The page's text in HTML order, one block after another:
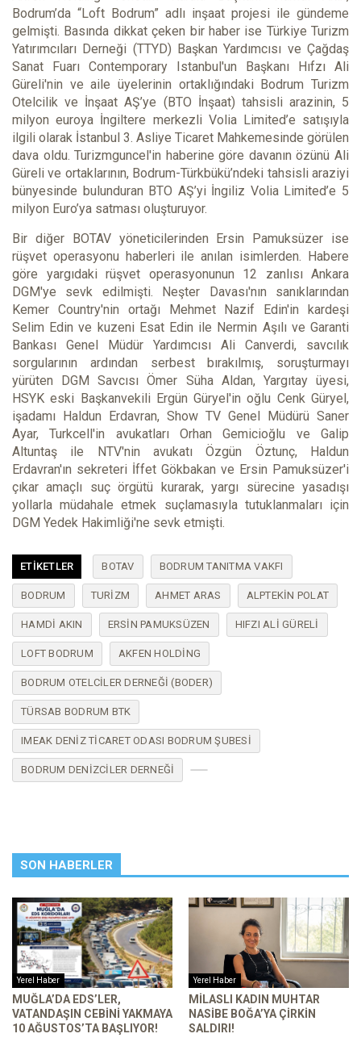
Bodrum’da “Loft Bodrum” adlı inşaat projesi ile gündeme
gelmişti. Basında dikkat çeken bir haber ise Türkiye Turizm
Yatırımcıları Derneği (TTYD) Başkan Yardımcısı ve Çağdaş
Sanat Fuarı Contemporary Istanbul'un Başkanı Hıfzı Ali
Güreli'nin ve aile üyelerinin ortaklığındaki Bodrum Turizm
Otelcilik ve İnşaat AŞ’ye (BTO İnşaat) tahsisli arazinin, 5
milyon euroya İngiltere merkezli Volia Limited’e satışıyla
ilgili olarak İstanbul 3. Asliye Ticaret Mahkemesinde görülen
dava oldu. Turizmguncel'in haberine göre davanın özünü Ali
Güreli ve ortaklarının, Bodrum-Türkbükü’ndeki tahsisli araziyi
bünyesinde bulunduran BTO AŞ’yi İngiliz Volia Limited’e 5
milyon Euro’ya satması oluşturuyor.
Bir diğer BOTAV yöneticilerinden Ersin Pamuksüzer ise
rüşvet operasyonu haberleri ile anılan isimlerden. Habere
göre yargıdaki rüşvet operasyonunun 12 zanlısı Ankara
DGM'ye sevk edilmişti. Neşter Davası'nın sanıklarından
Kemer Country'nin ortağı Mehmet Nazif Edin'in kardeşi
Selim Edin ve kuzeni Esat Edin ile Nermin Aşılı ve Garanti
Bankası Genel Müdür Yardımcısı Ali Canverdi, savcılık
sorgularının ardından serbest bırakılmış, soruşturmayı
yürüten DGM Savcısı Ömer Süha Aldan, Yargıtay üyesi,
HSYK eski Başkanvekili Ergün Güryel'in oğlu Cenk Güryel,
işadamı Haldun Erdavran, Show TV Genel Müdürü Saner
Ayar, Turkcell'in avukatları Orhan Gemicioğlu ve Galip
Altuntaş ile NTV'nin avukatı Özgün Öztunç, Haldun
Erdavran'ın sekreteri İffet Gökbakan ve Ersin Pamuksüzer'i
çıkar amaçlı suç örgütü kurarak, yargı sürecine yasadışı
yollarla müdahale etmek suçlamasıyla tutuklanmaları için
DGM Yedek Hakimliği'ne sevk etmişti.
ETIKETLER BOTAV BODRUM TANITMA VAKFI
BODRUM TURIZM AHMET ARAS ALPTEKIN POLAT
HAMDI AKIN ERSIN PAMUKSÜZEN HIFZI ALI GÜRELI
LOFT BODRUM AKFEN HOLDING
BODRUM OTELCILER DERNEĞI (BODER)
TÜRSAB BODRUM BTK
IMEAK DENIZ TICARET ODASI BODRUM ŞUBESI
BODRUM DENIZCILER DERNEĞI
SON HABERLER
Yerel Haber
MUĞLA’DA EDS’LER,
VATANDAŞIN CEBINI YAKMAYA
10 AĞUSTOS’TA BAŞLIYOR!
Yerel Haber
MILASLI KADIN MUHTAR
NASIBE BOĞA’YA ÇIRKIN
SALDIRI!